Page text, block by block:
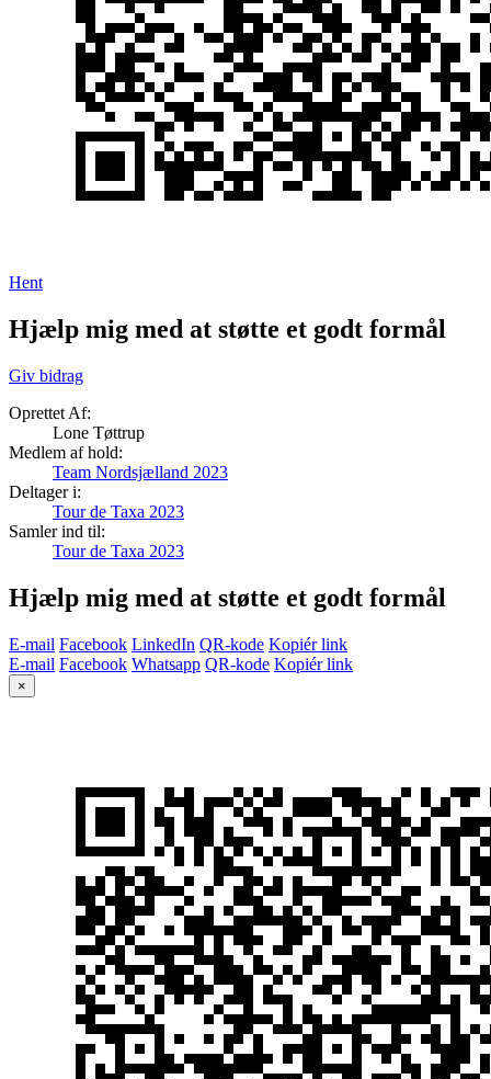
Hent
Hjælp mig med at støtte et godt formål
Giv bidrag
Oprettet Af:
Lone Tøttrup
Medlem af hold:
Team Nordsjælland 2023
Deltager i:
Tour de Taxa 2023
Samler ind til:
Tour de Taxa 2023
Hjælp mig med at støtte et godt formål
E-mail Facebook LinkedIn QR-kode Kopiér link
E-mail Facebook Whatsapp QR-kode Kopiér link
×